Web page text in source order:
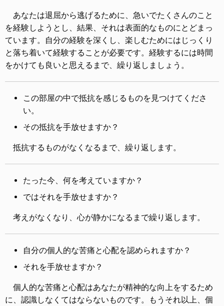
あなたは退屈から逃げるために、急いでたくさんのこと
を経験しようとし、結果、それは表面的なものにとどまっ
ています。自分の経験を深くし、楽しむためにはじっくり
と落ち着いて経験することが必要です。経験するには時間
をかけても良いと思えるまで、繰り返しましょう。
この部屋の中で抵抗を感じるものを見つけてくださ
い。
その抵抗を手放せますか？
抵抗するものがなくなるまで、繰り返します。
たった今、何を考えていますか？
ではそれを手放せますか？
考えがなくなり、心が静かになるまで繰り返します。
自分の個人的な苦痛と心配を認められますか？
それを手放せますか？
個人的な苦痛と心配はあなたが精神的な向上をするため
に、認識しなくてはならないものです。もうそれ以上、個